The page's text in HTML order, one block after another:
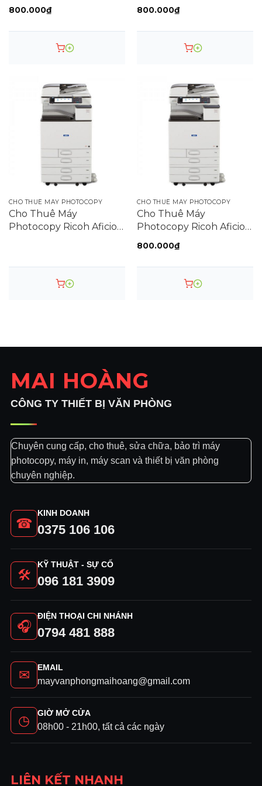
800.000₫ 800.000₫
CHO THUÊ MÁY PHOTOCOPY
Cho Thuê Máy
Photocopy Ricoh Aficio
CHO THUÊ MÁY PHOTOCOPY
Cho Thuê Máy
Photocopy Ricoh Aficio
800.000₫
MAI HOÀNG
CÔNG TY THIẾT BỊ VĂN PHÒNG
Chuyên cung cấp, cho thuê, sửa chữa, bảo trì máy
photocopy, máy in, máy scan và thiết bị văn phòng
chuyên nghiệp.
☎
KINH DOANH
0375 106 106
🛠
KỸ THUẬT - SỰ CỐ
096 181 3909
🎧
ĐIỆN THOẠI CHI NHÁNH
0794 481 888
✉ EMAIL
mayvanphongmaihoang@gmail.com
◷ GIỜ MỞ CỬA
08h00 - 21h00, tất cả các ngày
LIÊN KẾT NHANH